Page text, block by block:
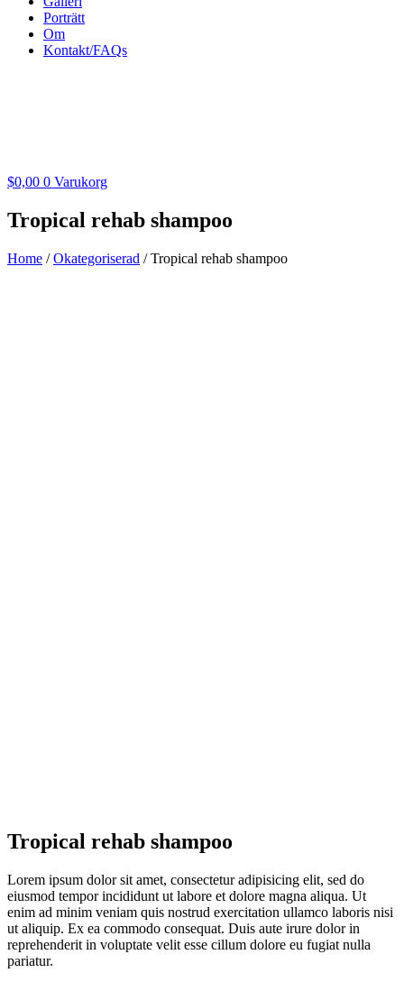
Porträtt
Om
Kontakt/FAQs
$0,00 0 Varukorg
Tropical rehab shampoo
Home /Okategoriserad / Tropical rehab shampoo
Tropical rehab shampoo
Lorem ipsum dolor sit amet, consectetur adipisicing elit, sed do
eiusmod tempor incididunt ut labore et dolore magna aliqua. Ut
enim ad minim veniam quis nostrud exercitation ullamco laboris nisi
ut aliquip. Ex ea commodo consequat. Duis aute irure dolor in
reprehenderit in voluptate velit esse cillum dolore eu fugiat nulla
pariatur.